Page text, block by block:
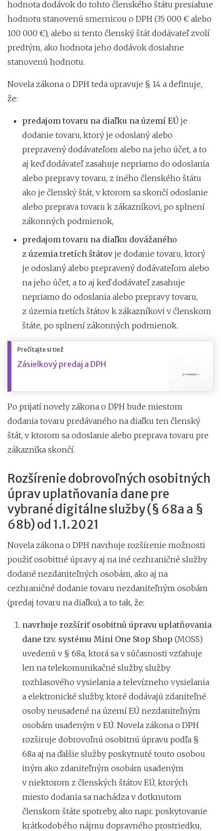
hodnota dodávok do tohto členského štátu presiahne
hodnotu stanovenú smernicou o DPH (35 000 € alebo
100 000 €), alebo si tento členský štát dodávateľ zvolí
predtým, ako hodnota jeho dodávok dosiahne
stanovenú hodnotu.
Novela zákona o DPH teda upravuje § 14 a definuje,
že:
predajom tovaru na diaľku na území EÚ je
dodanie tovaru, ktorý je odoslaný alebo
prepravený dodávateľom alebo na jeho účet, a to
aj keď dodávateľ zasahuje nepriamo do odoslania
alebo prepravy tovaru, z iného členského štátu
ako je členský štát, v ktorom sa skončí odoslanie
alebo preprava tovaru k zákazníkovi, po splnení
zákonných podmienok,
predajom tovaru na diaľku dovážaného
z územia tretích štátov je dodanie tovaru, ktorý
je odoslaný alebo prepravený dodávateľom alebo
na jeho účet, a to aj keď dodávateľ zasahuje
nepriamo do odoslania alebo prepravy tovaru,
z územia tretích štátov k zákazníkovi v členskom
štáte, po splnení zákonných podmienok.
Prečítajte si tiež
Zásielkový predaj a DPH
Po prijatí novely zákona o DPH bude miestom
dodania tovaru predávaného na diaľku ten členský
štát, v ktorom sa odoslanie alebo preprava tovaru pre
zákazníka skončí.
Rozšírenie dobrovoľných osobitných
úprav uplatňovania dane pre
vybrané digitálne služby (§ 68a a §
68b) od 1.1.2021
Novela zákona o DPH navrhuje rozšírenie možnosti
použiť osobitné úpravy aj na iné cezhraničné služby
dodané nezdaniteľných osobám, ako aj na
cezhraničné dodanie tovaru nezdaniteľným osobám
(predaj tovaru na diaľku), a to tak, že:
navrhuje rozšíriť osobitnú úpravu uplatňovania
dane tzv. systému Mini One Stop Shop (MOSS)
uvedenú v § 68a, ktorá sa v súčasnosti vzťahuje
len na telekomunikačné služby, služby
rozhlasového vysielania a televízneho vysielania
a elektronické služby, ktoré dodávajú zdaniteľné
osoby neusadené na území EÚ nezdaniteľným
osobám usadeným v EÚ. Novela zákona o DPH
rozširuje dobrovoľnú osobitnú úpravu podľa §
68a aj na ďalšie služby poskytnuté touto osobou
iným ako zdaniteľným osobám usadeným
v niektorom z členských štátov EÚ, ktorých
miesto dodania sa nachádza v dotknutom
členskom štáte spotreby, ako napr. poskytovanie
krátkodobého nájmu dopravného prostriedku,